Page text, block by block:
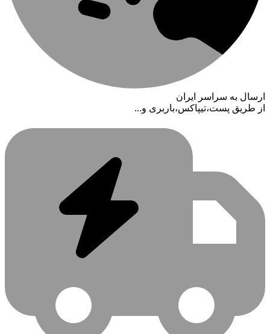
ارسال به سراسر ایران
از طریق پست،تیپاکس،باربری و...